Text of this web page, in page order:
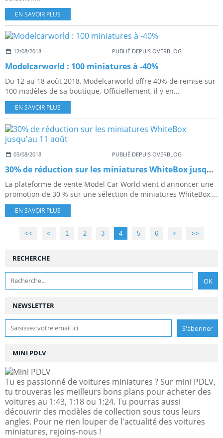
EN SAVOIR PLUS
12/08/2018 PUBLIÉ DEPUIS OVERBLOG
Modelcarworld : 100 miniatures à -40%
Du 12 au 18 août 2018, Modelcarworld offre 40% de remise sur
100 modèles de sa boutique. Officiellement, il y en...
EN SAVOIR PLUS
05/08/2018 PUBLIÉ DEPUIS OVERBLOG
30% de réduction sur les miniatures WhiteBox jusqu'au 11 août
La plateforme de vente Model Car World vient d'annoncer une
promotion de 30 % sur une sélection de miniatures WhiteBox....
EN SAVOIR PLUS
<< < 1 2 3 4 5 6 > >>
NEWSLETTER
RECHERCHE
MINI PDLV
Tu es passionné de voitures miniatures ? Sur mini PDLV,
tu trouveras les meilleurs bons plans pour acheter des
voitures au 1:43, 1:18 ou 1:24. Tu pourras aussi
découvrir des modèles de collection sous tous leurs
angles. Pour ne rien louper de l'actualité des voitures
miniatures, rejoins-nous !